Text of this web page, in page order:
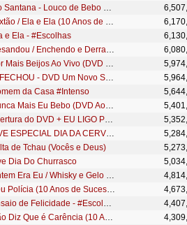
Zé Neto e Cristiano, Leo Santana - Louco de Bebo #Intenso
Zé Neto e Cristiano - Textão / Ela e Ela (10 Anos de Sucesso) #MagiaDasEstrelas
e Ela - #Escolhas
Zé Neto e Cristiano - Desandou / Enchendo e Derramando (10 Anos de Sucesso) #MagiaDasEstrelas
Zé Neto e Cristiano - Por Mais Beijos Ao Vivo (DVD Completo)
Zé Neto e Cristiano - AÍ FECHOU - DVD Um Novo Sonho
da Casa #Intenso
Zé Neto e Cristiano - Nunca Mais Eu Bebo (DVD Ao vivo em São José do Rio Preto)
Zé Neto e Cristiano - Abertura do DVD + EU LIGO PRA VOCÊ - DVD Um Novo Sonho
Zé Neto e Cristiano - LIVE ESPECIAL DIA DA CERVEJA
de Tchau (Vocês e Deus)
Dia Do Churrasco
Zé Neto e Cristiano - Ontem Era Eu / Whisky e Gelo (10 Anos de Sucesso) #MagiaDasEstrelas
Zé Neto e Cristiano - Seu Polícia (10 Anos de Sucesso) #MagiaDasEstrelas
Zé Neto e Cristiano - Ensaio de Felicidade - #Escolhas
Zé Neto e Cristiano - Não Diz Que é Carência (10 Anos de Sucesso) #MagiaDasEstrelas